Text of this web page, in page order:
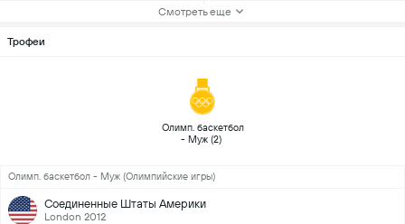
Смотреть еще
Трофеи
Олимп. баскетбол
Олимп. баскетбол - Муж (Олимпийские игры)
Соединенные Штаты Америки
London 2012